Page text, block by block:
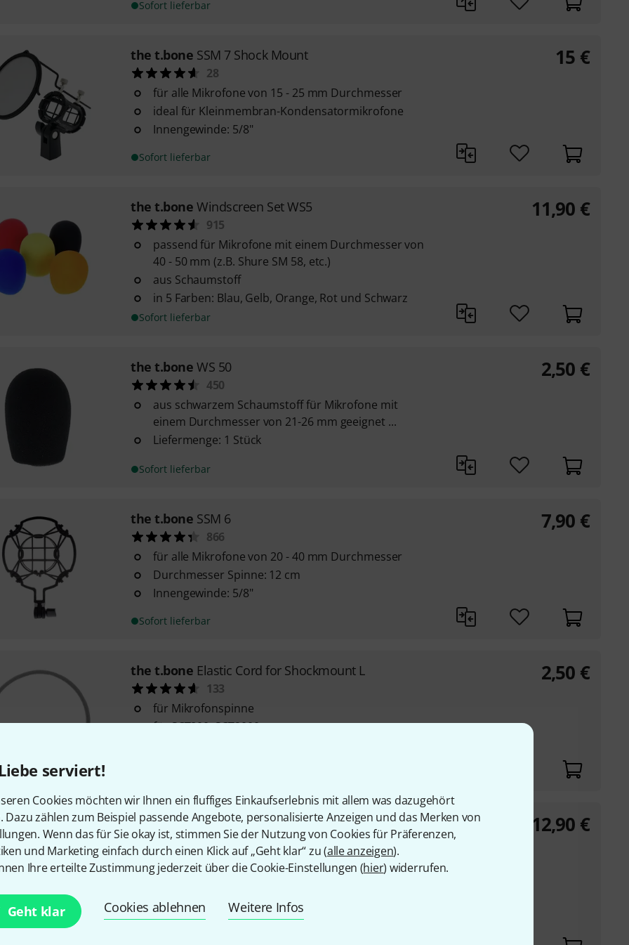
serviert!
Cookies möchten wir Ihnen ein fluffiges Einkaufserlebnis mit allem was dazugehört
Dazu zählen zum Beispiel passende Angebote, personalisierte Anzeigen und das Merken von
Wenn das für Sie okay ist, stimmen Sie der Nutzung von Cookies für Präferenzen,
und Marketing einfach durch einen Klick auf „Geht klar“ zu (alle anzeigen).
Ihre erteilte Zustimmung jederzeit über die Cookie-Einstellungen (hier) widerrufen.
Geht klar Cookies ablehnen Weitere Infos
Sofort lieferbar
the t.bone SSM 7 Shock Mount
28
für alle Mikrofone von 15 - 25 mm Durchmesser
ideal für Kleinmembran-Kondensatormikrofone
Innengewinde: 5/8"
Sofort lieferbar
15 €
the t.bone Windscreen Set WS5
915
passend für Mikrofone mit einem Durchmesser von
40 - 50 mm (z.B. Shure SM 58, etc.)
aus Schaumstoff
in 5 Farben: Blau, Gelb, Orange, Rot und Schwarz
Sofort lieferbar
11,90 €
the t.bone WS 50
450
aus schwarzem Schaumstoff für Mikrofone mit
einem Durchmesser von 21-26 mm geeignet ...
Liefermenge: 1 Stück
Sofort lieferbar
2,50 €
the t.bone SSM 6
866
für alle Mikrofone von 20 - 40 mm Durchmesser
Durchmesser Spinne: 12 cm
Innengewinde: 5/8"
Sofort lieferbar
7,90 €
the t.bone Elastic Cord for Shockmount L
133
für Mikrofonspinne
für SCT800, SCT2000
2,50 €
the t.boneMS 60
193
einfache Anbringung direkt am Mikrofonkorb
ideale Positionierung des Popkillers, egal wie das
passend für Mikrofonkörbe mit einer Breite von 25 -
12,90 €